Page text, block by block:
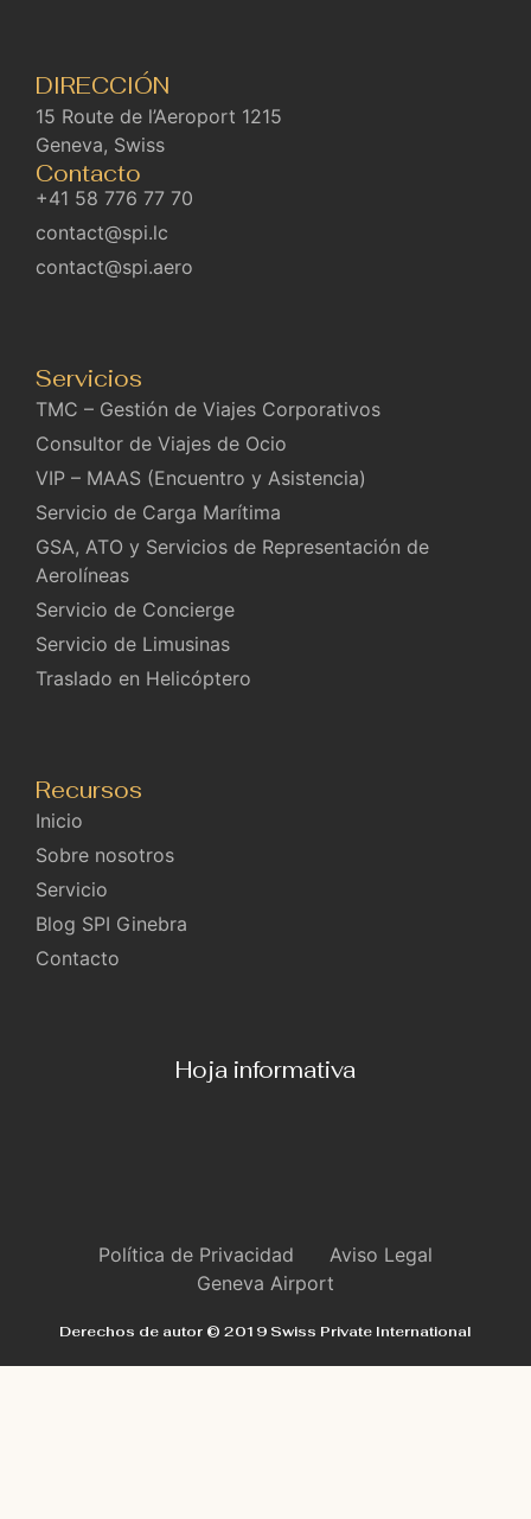
DIRECCIÓN
15 Route de l’Aeroport 1215
Geneva, Swiss
Contacto
+41 58 776 77 70
contact@spi.lc
contact@spi.aero
Servicios
TMC – Gestión de Viajes Corporativos
Consultor de Viajes de Ocio
VIP – MAAS (Encuentro y Asistencia)
Servicio de Carga Marítima
GSA, ATO y Servicios de Representación de
Aerolíneas
Servicio de Concierge
Servicio de Limusinas
Traslado en Helicóptero
Recursos
Inicio
Sobre nosotros
Servicio
Blog SPI Ginebra
Contacto
Hoja informativa
Derechos de autor © 2019 Swiss Private International
Política de Privacidad
Aviso Legal
Geneva Airport